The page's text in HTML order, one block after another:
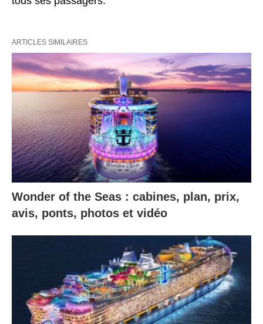
ARTICLES SIMILAIRES
Wonder of the Seas : cabines, plan, prix,
avis, ponts, photos et vidéo